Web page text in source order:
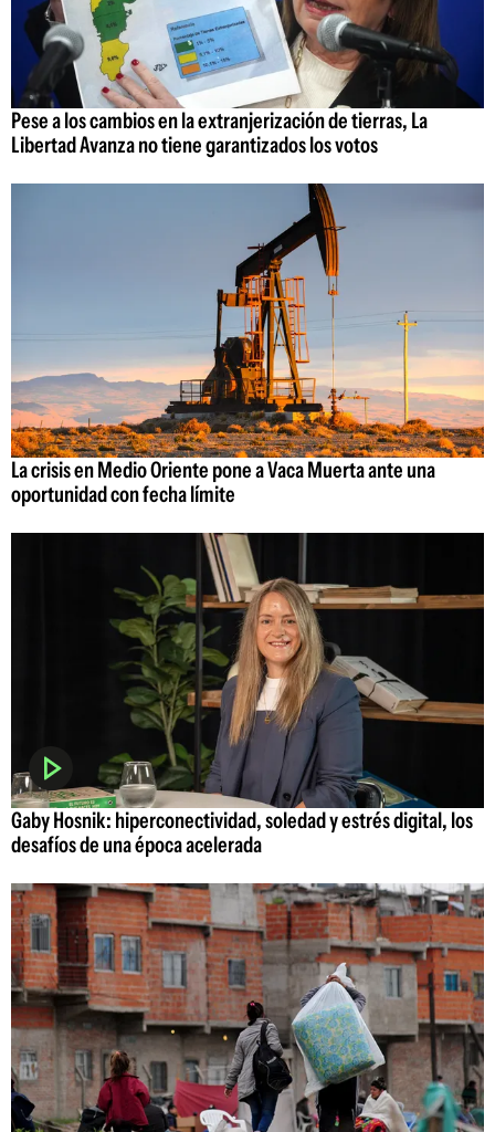
Pese a los cambios en la extranjerización de tierras, La
Libertad Avanza no tiene garantizados los votos
La crisis en Medio Oriente pone a Vaca Muerta ante una
oportunidad con fecha límite
Gaby Hosnik: hiperconectividad, soledad y estrés digital, los
desafíos de una época acelerada